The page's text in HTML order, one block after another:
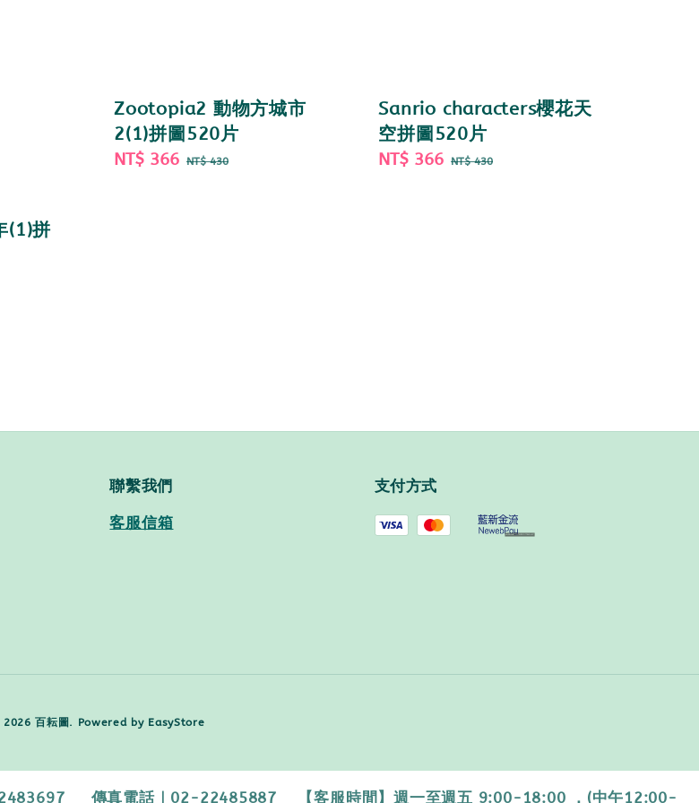
(1)拼
Zootopia2 動物方城市
2(1)拼圖520片
Sale
NT$ 366 Regular
NT$ 430
Sanrio characters櫻花天
空拼圖520片
Sale
NT$ 366 Regular
NT$ 430
聯繫我們
客服信箱
支付方式
百耘圖. Powered by EasyStore
傳真電話｜02-22485887 【客服時間】週一至週五 9:00-18:00 ．(中午12:00-